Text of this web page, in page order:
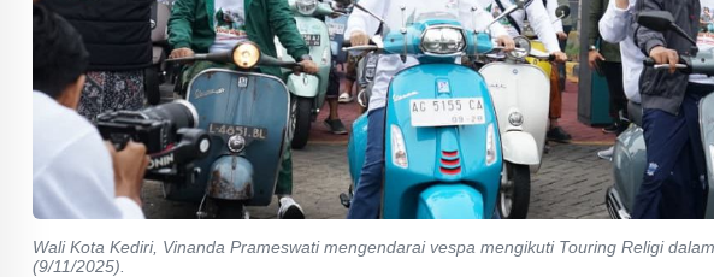
Wali Kota Kediri, Vinanda Prameswati mengendarai vespa mengikuti Touring Religi
(9/11/2025).